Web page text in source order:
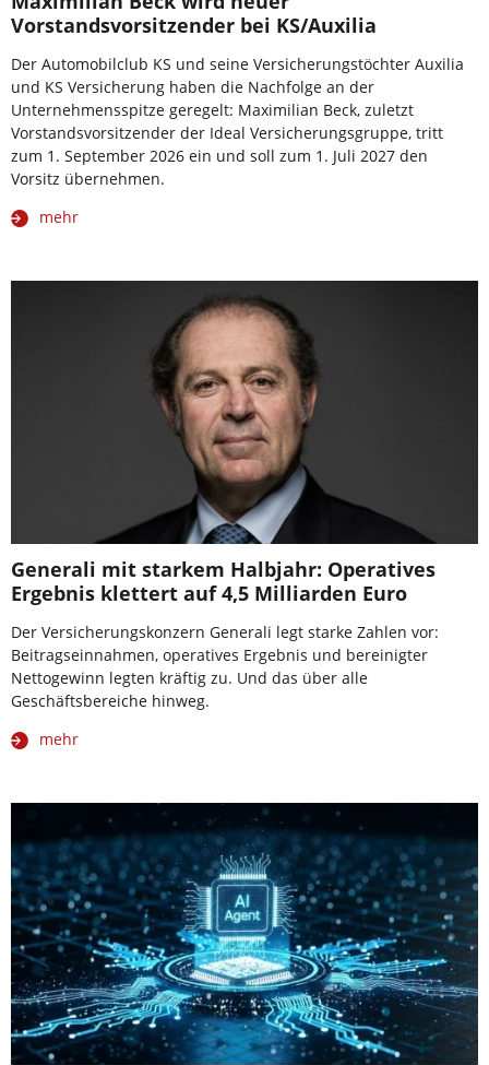
Vorstandsvorsitzender bei KS/Auxilia
Der Automobilclub KS und seine Versicherungstöchter Auxilia
und KS Versicherung haben die Nachfolge an der
Unternehmensspitze geregelt: Maximilian Beck, zuletzt
Vorstandsvorsitzender der Ideal Versicherungsgruppe, tritt
zum 1. September 2026 ein und soll zum 1. Juli 2027 den
Vorsitz übernehmen.
mehr
Generali mit starkem Halbjahr: Operatives
Ergebnis klettert auf 4,5 Milliarden Euro
Der Versicherungskonzern Generali legt starke Zahlen vor:
Beitragseinnahmen, operatives Ergebnis und bereinigter
Nettogewinn legten kräftig zu. Und das über alle
Geschäftsbereiche hinweg.
mehr